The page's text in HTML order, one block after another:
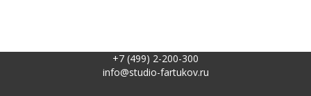
+7 (499) 2-200-300
info@studio-fartukov.ru